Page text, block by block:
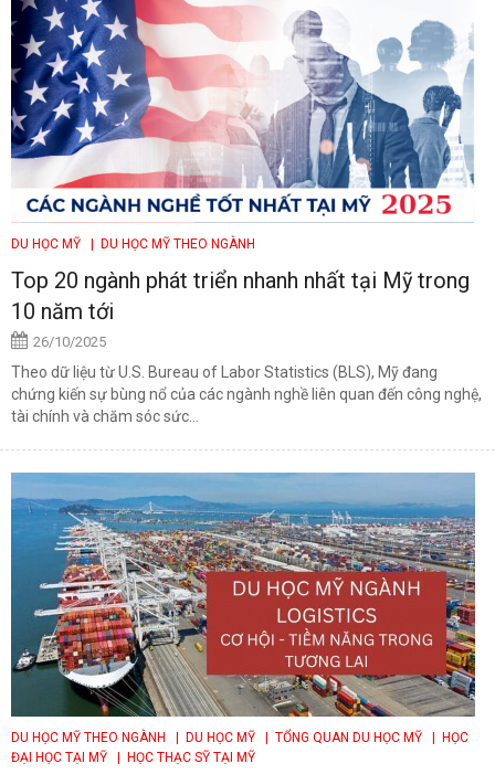
DU HỌC MỸ | DU HỌC MỸ THEO NGÀNH
Top 20 ngành phát triển nhanh nhất tại Mỹ trong
10 năm tới
26/10/2025
Theo dữ liệu từ U.S. Bureau of Labor Statistics (BLS), Mỹ đang
chứng kiến sự bùng nổ của các ngành nghề liên quan đến công nghệ,
tài chính và chăm sóc sức...
DU HỌC MỸ THEO NGÀNH | DU HỌC MỸ | TỔNG QUAN DU HỌC MỸ
| HỌC
ĐẠI HỌC TẠI MỸ
| HỌC THẠC SỸ TẠI MỸ